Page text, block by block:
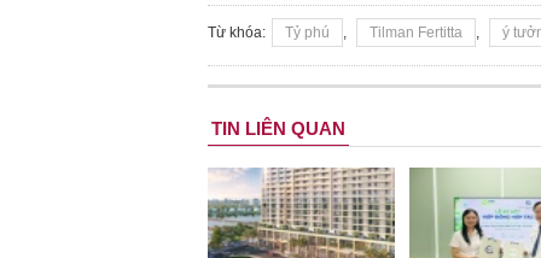
Từ khóa: Tỷ phú , Tilman Fertitta , ý
TIN LIÊN QUAN
nghệ; ban
khuyến khích
khởi nghiệp..."